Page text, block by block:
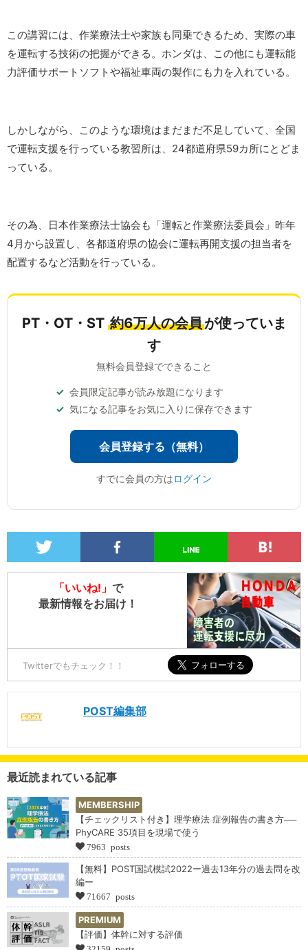
この講習には、作業療法士や家族も同乗できるため、実際の車
を運転する技術の把握ができる。ホンダは、この他にも運転能
力評価サポートソフトや福祉車両の製作にも力を入れている。
しかしながら、このような環境はまだまだ不足していて、全国
で運転支援を行っている教習所は、24都道府県59カ所にとどま
っている。
その為、日本作業療法士協会も「運転と作業療法委員会」昨年
4月から設置し、各都道府県の協会に運転再開支援の担当者を
配置するなど活動を行っている。
PT・OT・ST 約6万人の会員が使っていま
す
無料会員登録でできること
会員限定記事が読み放題になります
気になる記事をお気に入りに保存できます
会員登録する（無料）
すでに会員の方はログイン
「いいね!」 で
最新情報をお届け！
Twitterでもチェック！！
POST編集部
最近読まれている記事
MEMBERSHIP
【チェックリスト付き】理学療法 症例報告の書き方──
PhyCARE 35項目を現場で使う
7963 posts
【無料】POST国試模試2022ー過去13年分の過去問を改
編ー
71667 posts
PREMIUM
【評価】体幹に対する評価